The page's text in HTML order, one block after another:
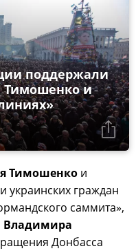
поддержали
Тимошенко и
Тимошенко и
украинских граждан
саммита»,
Владимира
Донбасса